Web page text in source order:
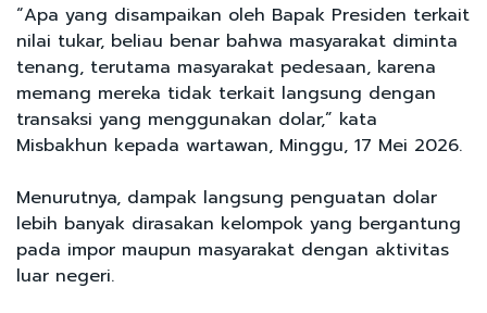
“Apa yang disampaikan oleh Bapak Presiden terkait
nilai tukar, beliau benar bahwa masyarakat diminta
tenang, terutama masyarakat pedesaan, karena
memang mereka tidak terkait langsung dengan
transaksi yang menggunakan dolar,” kata
Misbakhun kepada wartawan, Minggu, 17 Mei 2026.
Menurutnya, dampak langsung penguatan dolar
lebih banyak dirasakan kelompok yang bergantung
pada impor maupun masyarakat dengan aktivitas
luar negeri.